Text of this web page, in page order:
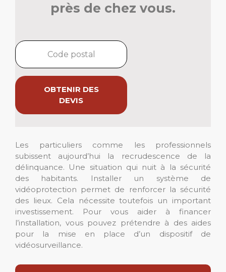
près de chez vous.
OBTENIR DES
DEVIS
Les particuliers comme les professionnels
subissent aujourd’hui la recrudescence de la
délinquance. Une situation qui nuit à la sécurité
des habitants. Installer un système de
vidéoprotection permet de renforcer la sécurité
des lieux. Cela nécessite toutefois un important
investissement. Pour vous aider à financer
l’installation, vous pouvez prétendre à des aides
pour la mise en place d’un dispositif de
vidéosurveillance.